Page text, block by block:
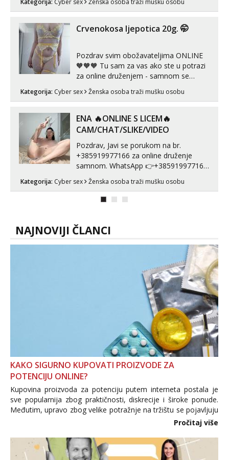
poruku na Whatsapp, Telegram ili Viber.
autentičnosti možeš me vidjeti na
videopozivu. 😉 S vama sam vec 5 ...
Kategorija: Cyber sex Ženska osoba traži mušku osobu
Crvenokosa ljepotica 20g. 🤭
Pozdrav svim obožavateljima ONLINE
🧡🧡🧡 Tu sam za vas ako ste u potrazi
za online druženjem - samnom se
možete zabaviti preko videopoziva, ili
ako vam nisam dovoljna radim i u paru i
😉 Radim i vruća tipkanja uz slike i hot
line pozive. Za vas sam pripremila ...
Kategorija: Cyber sex Ženska osoba traži mušku osobu
ENA 🔥ONLINE S LICEM🔥
CAM/CHAT/SLIKE/VIDEO
Pozdrav, Javi se porukom na br.
+385919977166 za online druženje
samnom. WhatsApp 👉+385919977166
Telegram 👉@enafriedrichkis Radim
videopozive s licem, solo i s partnerom,
kolegicama (Tina&Natali), razne
seksa, puš...
Kategorija: Cyber sex Ženska osoba traži mušku osobu
NAJNOVIJI ČLANCI
KAKO SIGURNO KUPOVATI PROIZVODE ZA
POTENCIJU ONLINE?
Kupovina proizvoda za potenciju putem interneta postala je
sve popularnija zbog praktičnosti, diskrecije i široke ponude.
Međutim, upravo zbog velike potražnje na tržištu se pojavljuju
i brojni krivotvoreni proizvodi, nepouzdane internetske
Pročitaj više